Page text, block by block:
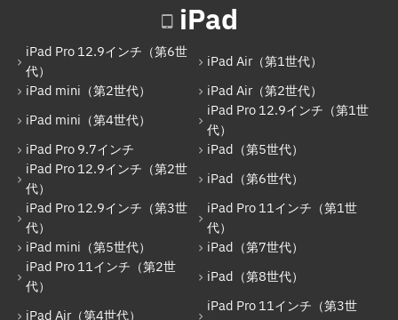
iPad Pro 12.9インチ（第3世代）
iPad Pro 11インチ（第1世代）
iPad mini（第5世代）
iPad（第7世代）
iPad Air（第4世代）
iPad
iPad Pro 12.9インチ（第6世
代）
iPad Air（第1世代）
iPad mini（第2世代）
iPad Air（第2世代）
iPad mini（第4世代）
iPad Pro 12.9インチ（第1世
代）
iPad Pro 9.7インチ
iPad（第5世代）
iPad Pro 12.9インチ（第2世
代）
iPad（第6世代）
iPad Pro 12.9インチ（第3世
代）
iPad Pro 11インチ（第1世
代）
iPad mini（第5世代）
iPad（第7世代）
iPad Pro 11インチ（第2世
代）
iPad（第8世代）
iPad Air（第4世代）
iPad Pro 11インチ（第3世